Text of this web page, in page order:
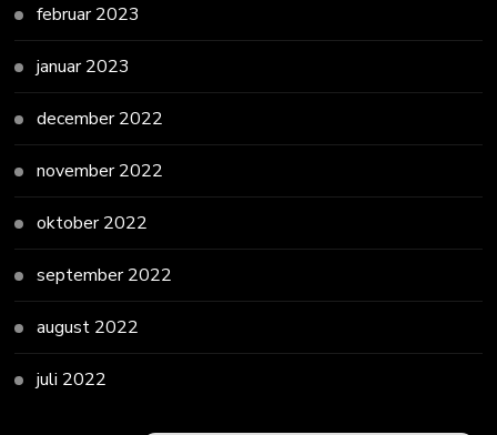
februar 2023
januar 2023
december 2022
november 2022
oktober 2022
september 2022
august 2022
juli 2022